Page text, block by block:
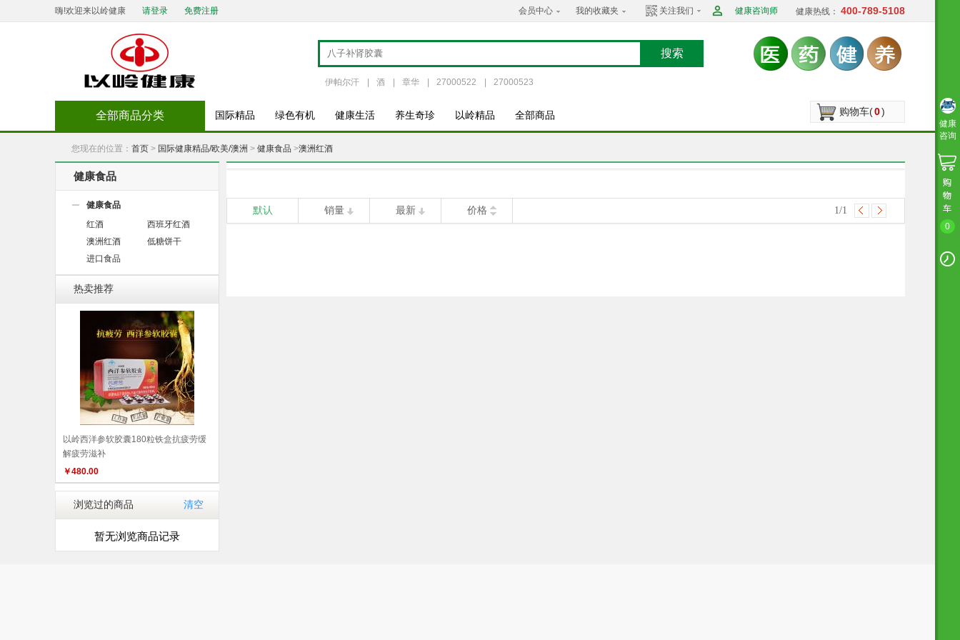
嗨!欢迎来以岭健康 请登录 免费注册 会员中心 我的收藏夹 关注我们 健康咨询师 健康热线： 400-789-5108
搜索
伊帕尔汗 酒 章华 27000522 27000523
购物车(0)
全部商品分类 国际精品 绿色有机 健康生活 养生奇珍 以岭精品 全部商品
您现在的位置： 首页 > 国际健康精品/欧美/澳洲 > 健康食品 >澳洲红酒
健康食品
健康食品
红酒
西班牙红酒
澳洲红酒
低糖饼干
进口食品
热卖推荐
以岭西洋参软胶囊180粒铁盒抗疲劳缓
解疲劳滋补
￥480.00
浏览过的商品 清空
暂无浏览商品记录
默认 销量 最新 价格 1/1
健康
咨询
0